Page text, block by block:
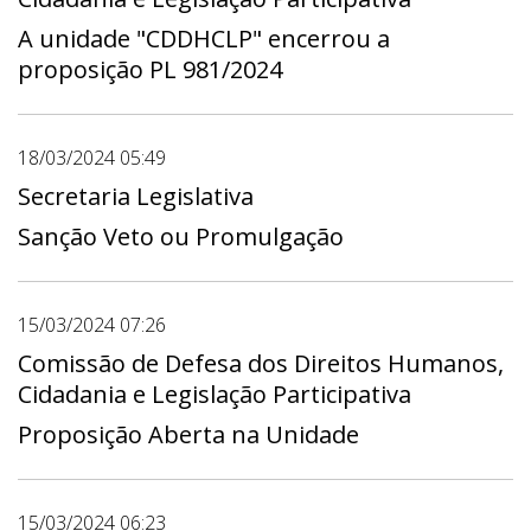
A unidade "CDDHCLP" encerrou a
proposição PL 981/2024
18/03/2024 05:49
Secretaria Legislativa
Sanção Veto ou Promulgação
15/03/2024 07:26
Comissão de Defesa dos Direitos Humanos,
Cidadania e Legislação Participativa
Proposição Aberta na Unidade
15/03/2024 06:23